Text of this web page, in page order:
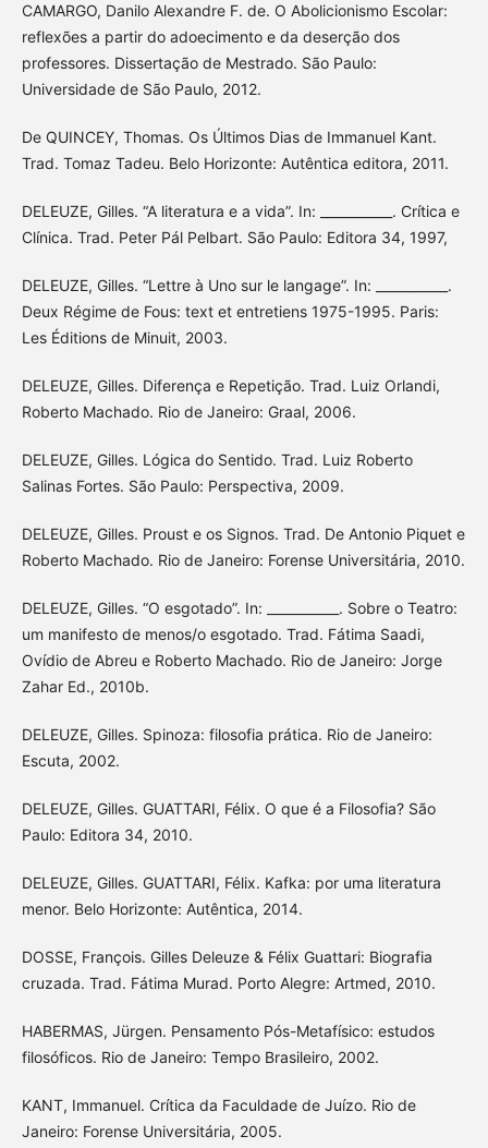
CAMARGO, Danilo Alexandre F. de. O Abolicionismo Escolar:
reflexões a partir do adoecimento e da deserção dos
professores. Dissertação de Mestrado. São Paulo:
Universidade de São Paulo, 2012.
De QUINCEY, Thomas. Os Últimos Dias de Immanuel Kant.
Trad. Tomaz Tadeu. Belo Horizonte: Autêntica editora, 2011.
DELEUZE, Gilles. “A literatura e a vida”. In: ___________. Crítica e
Clínica. Trad. Peter Pál Pelbart. São Paulo: Editora 34, 1997,
DELEUZE, Gilles. “Lettre à Uno sur le langage”. In: ___________.
Deux Régime de Fous: text et entretiens 1975-1995. Paris:
Les Éditions de Minuit, 2003.
DELEUZE, Gilles. Diferença e Repetição. Trad. Luiz Orlandi,
Roberto Machado. Rio de Janeiro: Graal, 2006.
DELEUZE, Gilles. Lógica do Sentido. Trad. Luiz Roberto
Salinas Fortes. São Paulo: Perspectiva, 2009.
DELEUZE, Gilles. Proust e os Signos. Trad. De Antonio Piquet e
Roberto Machado. Rio de Janeiro: Forense Universitária, 2010.
DELEUZE, Gilles. “O esgotado”. In: ___________. Sobre o Teatro:
um manifesto de menos/o esgotado. Trad. Fátima Saadi,
Ovídio de Abreu e Roberto Machado. Rio de Janeiro: Jorge
Zahar Ed., 2010b.
DELEUZE, Gilles. Spinoza: filosofia prática. Rio de Janeiro:
Escuta, 2002.
DELEUZE, Gilles. GUATTARI, Félix. O que é a Filosofia? São
Paulo: Editora 34, 2010.
DELEUZE, Gilles. GUATTARI, Félix. Kafka: por uma literatura
menor. Belo Horizonte: Autêntica, 2014.
DOSSE, François. Gilles Deleuze & Félix Guattari: Biografia
cruzada. Trad. Fátima Murad. Porto Alegre: Artmed, 2010.
HABERMAS, Jürgen. Pensamento Pós-Metafísico: estudos
filosóficos. Rio de Janeiro: Tempo Brasileiro, 2002.
KANT, Immanuel. Crítica da Faculdade de Juízo. Rio de
Janeiro: Forense Universitária, 2005.